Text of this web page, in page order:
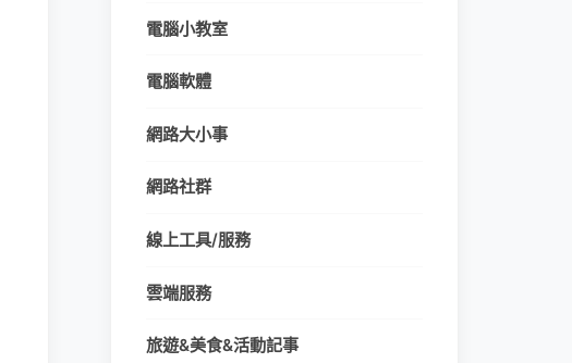
電腦小教室
電腦軟體
網路大小事
網路社群
線上工具/服務
雲端服務
旅遊&美食&活動記事